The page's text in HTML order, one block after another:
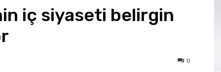
iç siyaseti belirgin
0